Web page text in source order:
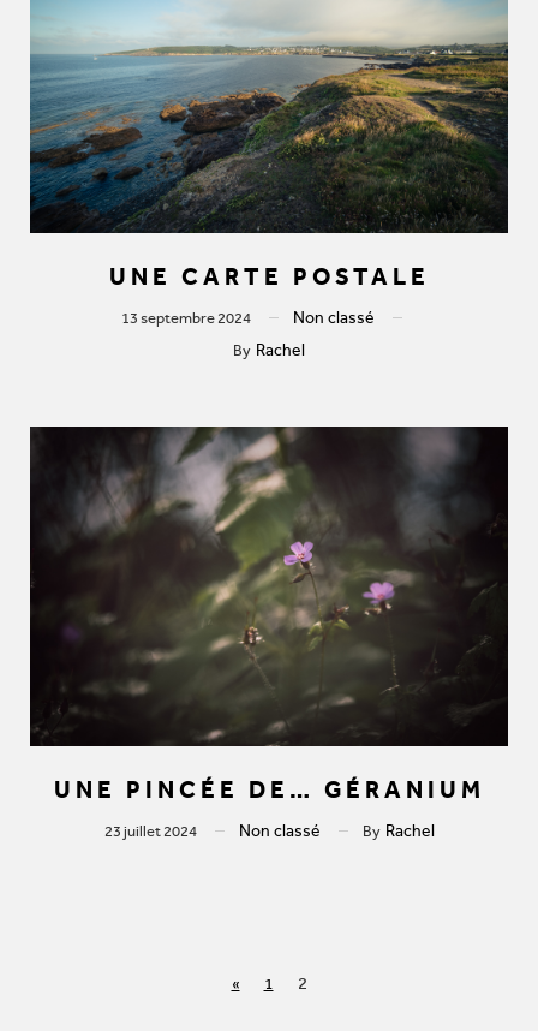
UNE CARTE POSTALE
13 septembre 2024 Non classé
By Rachel
UNE PINCÉE DE… GÉRANIUM
23 juillet 2024 Non classé By Rachel
« 1 2